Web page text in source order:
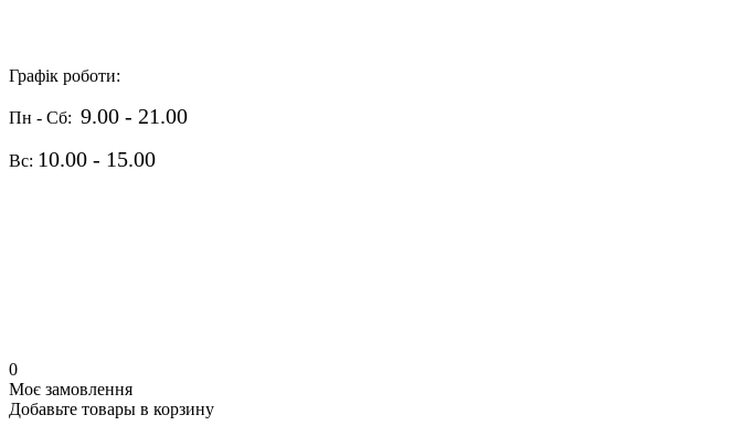
Графік роботи:
Пн - Сб: 9.00 - 21.00
Вс: 10.00 - 15.00
0
Моє замовлення
Добавьте товары в корзину